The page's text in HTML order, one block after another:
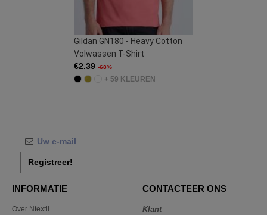
Gildan GN180 - Heavy Cotton
Volwassen T-Shirt
€2.39 -68%
+ 59 KLEUREN
Registreer!
INFORMATIE
Over Ntextil
CONTACTEER ONS
Klant